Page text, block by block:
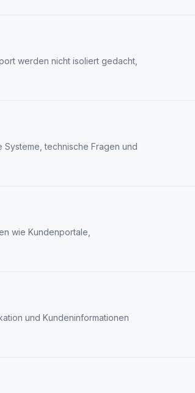
werden nicht isoliert gedacht,
technische Fragen und
wie Kundenportale,
und Kundeninformationen